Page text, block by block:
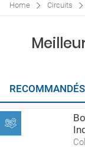
Home Circuits
RECOMMANDÉS